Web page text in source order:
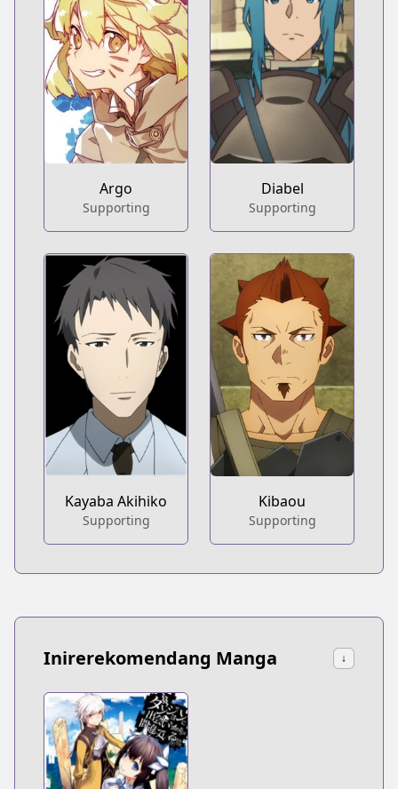
Argo
Supporting
Diabel
Supporting
Kayaba Akihiko
Supporting
Kibaou
Supporting
Inirerekomendang Manga ↓